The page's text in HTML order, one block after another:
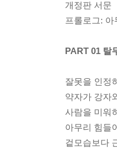
개정판 서문
프롤로그:
PART 01 탈
잘못을 인정
약자가 강자
사람을 미워
아무리 힘들
겉모습보다